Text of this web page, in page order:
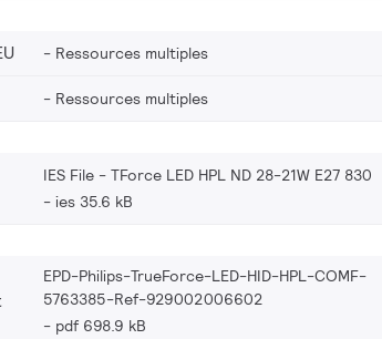
Ressources multiples
Ressources multiples
IES File - TForce LED HPL ND 28-21W E27 830
ies 35.6 kB
EPD-Philips-TrueForce-LED-HID-HPL-COMF-
5763385-Ref-929002006602
pdf 698.9 kB